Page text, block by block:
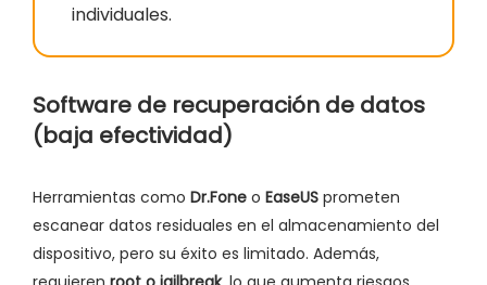
individuales.
Software de recuperación de datos
(baja efectividad)
Herramientas como Dr.Fone o EaseUS prometen
escanear datos residuales en el almacenamiento del
dispositivo, pero su éxito es limitado. Además,